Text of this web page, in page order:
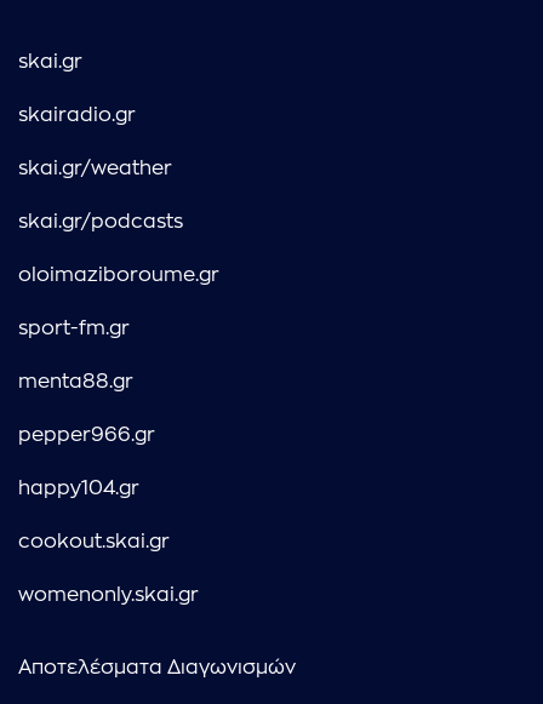
skai.gr
skairadio.gr
skai.gr/weather
skai.gr/podcasts
oloimaziboroume.gr
sport-fm.gr
menta88.gr
pepper966.gr
happy104.gr
cookout.skai.gr
womenonly.skai.gr
Αποτελέσματα Διαγωνισμών